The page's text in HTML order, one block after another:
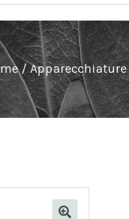
/Apparecchiature